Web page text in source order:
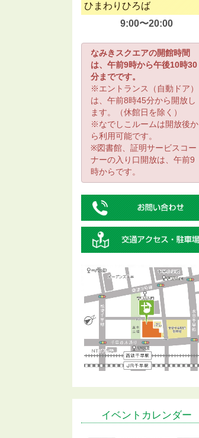
ひまわりひろば
9:00〜20:00
なみきスクエアの開館時間
は、午前9時から午後10時30
分までです。
※エントランス（自動ドア）
は、午前8時45分から開放し
ます。（休館日を除く）
※なでしこルームは開放後か
ら利用可能です。
※図書館、証明サービスコー
ナーの入り口開放は、午前9
時からです。
イベントカレンダー